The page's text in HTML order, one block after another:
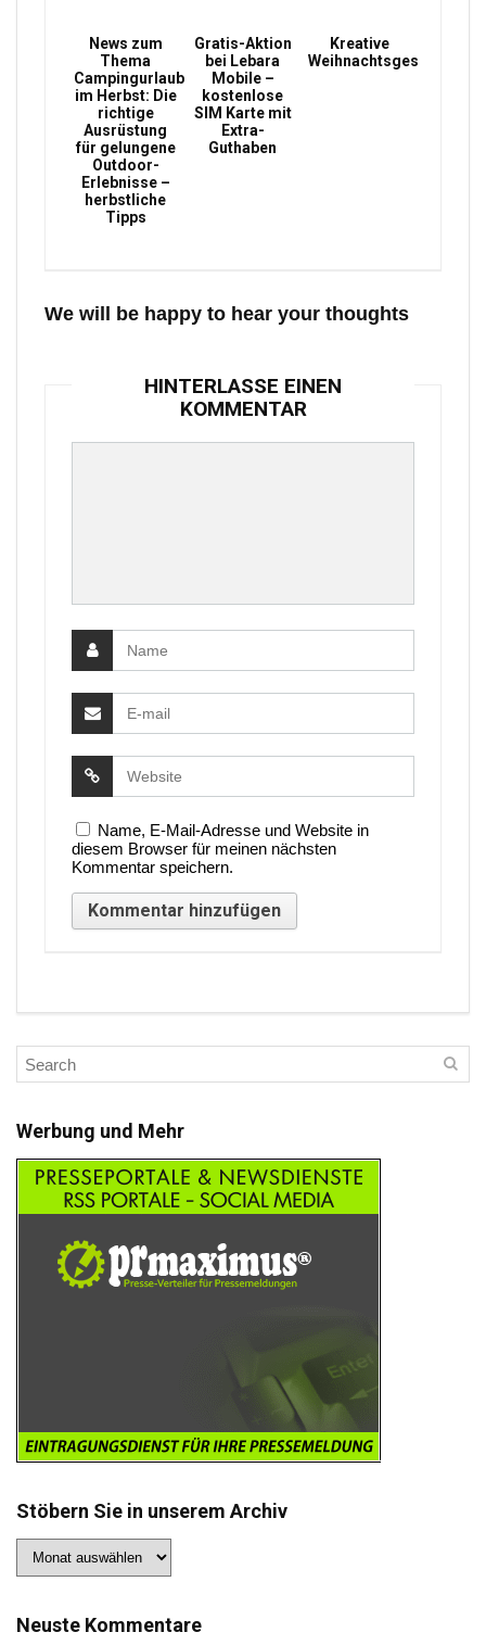
News zum
Thema
Campingurlaub
im Herbst: Die
richtige
Ausrüstung
für gelungene
Outdoor-
Erlebnisse –
herbstliche
Tipps
Gratis-Aktion
bei Lebara
Mobile –
kostenlose
SIM Karte mit
Extra-
Guthaben
Kreative
Weihnachtsgeschenke
We will be happy to hear your thoughts
HINTERLASSE EINEN
KOMMENTAR
Name, E-Mail-Adresse und Website in
diesem Browser für meinen nächsten
Kommentar speichern.
Werbung und Mehr
Stöbern Sie in unserem Archiv
Sie
Archiv
Neuste Kommentare